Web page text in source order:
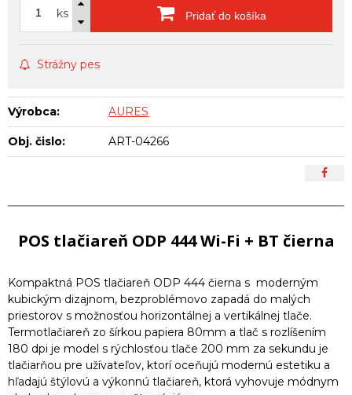
ks Pridať do košíka
Strážny pes
Výrobca: AURES
Obj. čislo: ART-04266
POS tlačiareň ODP 444 Wi-Fi + BT čierna
Kompaktná POS tlačiareň ODP 444 čierna s moderným
kubickým dizajnom, bezproblémovo zapadá do malých
priestorov s možnosťou horizontálnej a vertikálnej tlače.
Termotlačiareň zo šírkou papiera 80mm a tlač s rozlíšením
180 dpi je model s rýchlosťou tlače 200 mm za sekundu je
tlačiarňou pre užívateľov, ktorí oceňujú modernú estetiku a
hľadajú štýlovú a výkonnú tlačiareň, ktorá vyhovuje módnym